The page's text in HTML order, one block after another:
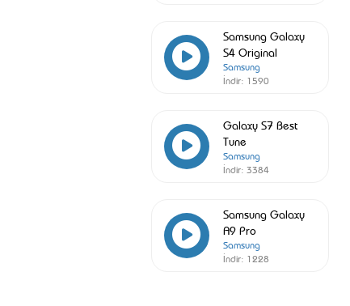
Samsung Galaxy
S4 Original
Samsung
İndir: 1590
Galaxy S7 Best
Tune
Samsung
İndir: 3384
Samsung Galaxy
A9 Pro
Samsung
İndir: 1228